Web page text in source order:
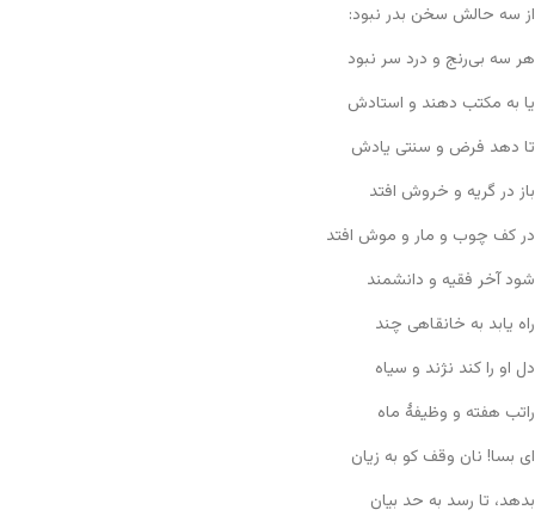
از سه حالش سخن بدر نبود:
هر سه بی‌رنج و درد سر نبود
یا به مکتب دهند و استادش
تا دهد فرض و سنتی یادش
باز در گریه و خروش افتد
در کف چوب و مار و موش افتد
شود آخر فقیه و دانشمند
راه یابد به خانقاهی چند
دل او را کند نژند و سیاه
راتب هفته و وظیفهٔ ماه
ای بسا! نان وقف کو به زیان
بدهد، تا رسد به حد بیان